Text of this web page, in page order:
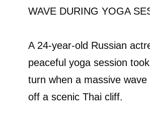
WAVE DURING YOGA
A 24-year-old Russian
peaceful yoga session
turn when a massive
off a scenic Thai cliff.